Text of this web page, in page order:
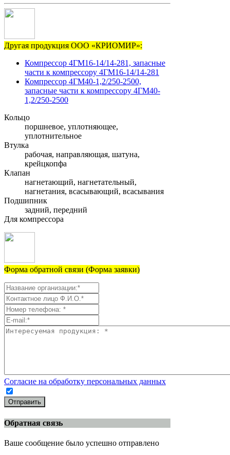
Другая продукция ООО «КРИОМИР»:
Компрессор 4ГМ16-14/14-281, запасные
части к компрессору 4ГМ16-14/14-281
Компрессор 4ГМ40-1,2/250-2500,
запасные части к компрессору 4ГМ40-
1,2/250-2500
Кольцо
поршневое, уплотняющее,
уплотнительное
Втулка
рабочая, направляющая, шатуна,
крейцкопфа
Клапан
нагнетающий, нагнетательный,
нагнетания, всасывающий, всасывания
Подшипник
задний, передний
Для компрессора
Форма обратной связи (Форма заявки)
Согласие на обработку персональных данных
Отправить
Обратная связь
Ваше сообщение было успешно отправлено